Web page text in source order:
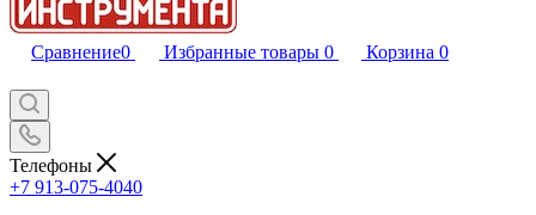
Сравнение0 Избранные товары 0 Корзина 0
Телефоны
+7 913-075-4040